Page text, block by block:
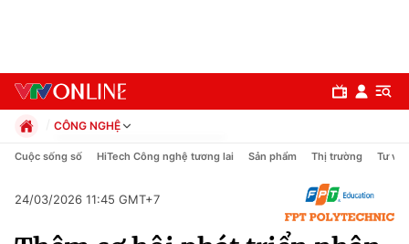
CÔNG NGHỆ
Chính trị
Pháp luật
Cuộc sống số HiTech Công nghệ tương lai Sản phẩm Thị trường Tư vấn
24/03/2026 11:45 GMT+7